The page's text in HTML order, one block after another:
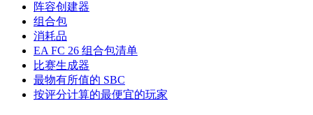
阵容创建器
组合包
消耗品
EA FC 26 组合包清单
比赛生成器
最物有所值的 SBC
按评分计算的最便宜的玩家